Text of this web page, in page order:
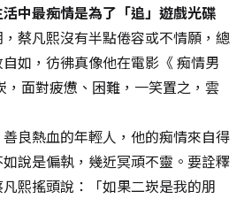
中最痴情是為了「追」遊戲光碟
蔡凡熙沒有半點倦容或不情願，總
如，彷彿真像他在電影《痴情男
，面對疲憊、困難，一笑置之，雲
良熱血的年輕人，他的痴情來自得
說是偏執，幾近冥頑不靈。要詮釋
熙搖頭說：「如果二崁是我的朋